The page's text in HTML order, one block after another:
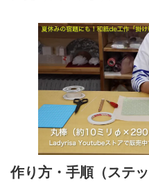
作り方・手順（ステ